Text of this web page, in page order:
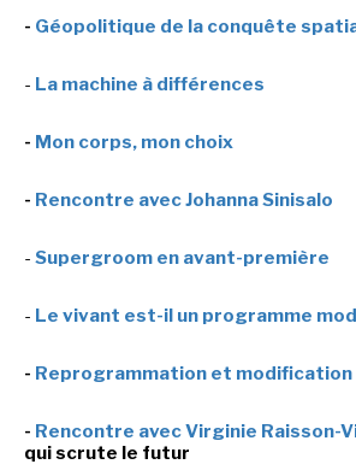
- Géopolitique de la conquête
- La machine à différences
- Mon corps, mon choix
- Rencontre avec Johanna Sinisalo
- Supergroom en avant-première
- Le vivant est-il un programme
- Reprogrammation et
- Rencontre avec Virginie Raisson-
qui scrute le futur